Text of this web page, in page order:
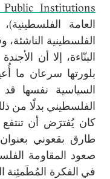
Public Institutions
العامة
الفلسطينية
البنّاءة، إلا أن
بلورتها سرعان ما
السياسية نفسها
الفلسطيني بدلًا من
كان يُفترَض أن
طارق بقعوني
صعود المقاومة
في الفكرة